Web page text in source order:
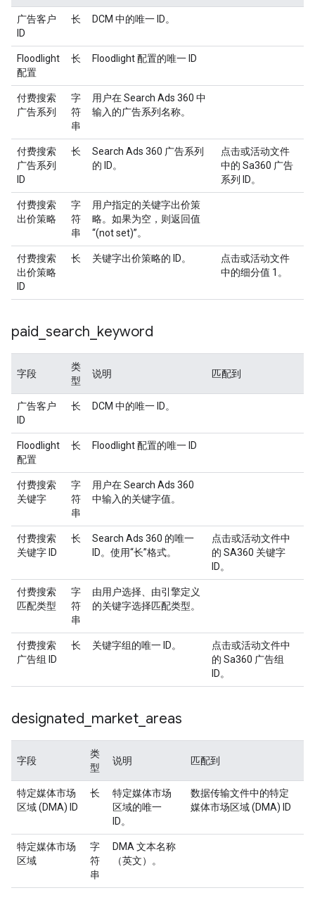
广告客户
ID
长 DCM 中的唯一 ID。
Floodlight
配置
长 Floodlight 配置的唯一 ID
付费搜索
广告系列
字
符
串
用户在 Search Ads 360 中
输入的广告系列名称。
付费搜索
广告系列
ID
长
Search Ads 360 广告系列
的 ID。
点击或活动文件
中的 Sa360 广告
系列 ID。
付费搜索
出价策略
字
符
串
用户指定的关键字出价策
略。如果为空，则返回值
“(not set)”。
付费搜索
出价策略
ID
长 关键字出价策略的 ID。
点击或活动文件
中的细分值 1。
paid search keyword
字段
类
型
说明 匹配到
广告客户
ID
长 DCM 中的唯一 ID。
Floodlight
配置
长 Floodlight 配置的唯一 ID
付费搜索
关键字
字
符
串
用户在 Search Ads 360
中输入的关键字值。
付费搜索
关键字 ID
长
Search Ads 360 的唯一
ID。使用“长”格式。
点击或活动文件中
的 SA360 关键字
ID。
付费搜索
匹配类型
字
符
串
由用户选择、由引擎定义
的关键字选择匹配类型。
付费搜索
广告组 ID
长 关键字组的唯一 ID。
点击或活动文件中
的 Sa360 广告组
ID。
designated market areas
字段
类
型
说明 匹配到
特定媒体市场
区域 (DMA) ID
长
特定媒体市场
区域的唯一
ID。
数据传输文件中的特定
媒体市场区域 (DMA) ID
特定媒体市场
区域
字
符
串
DMA 文本名称
（英文）。